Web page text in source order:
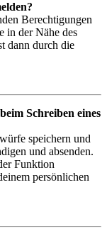
Berechtigungen
in der Nähe des
dann durch die
Schreiben eines
speichern und
und absenden.
Funktion
persönlichen